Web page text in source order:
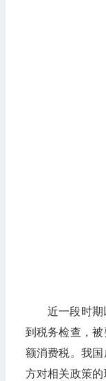
近一段时
到税务检查，
额消费税。我
方对相关政策